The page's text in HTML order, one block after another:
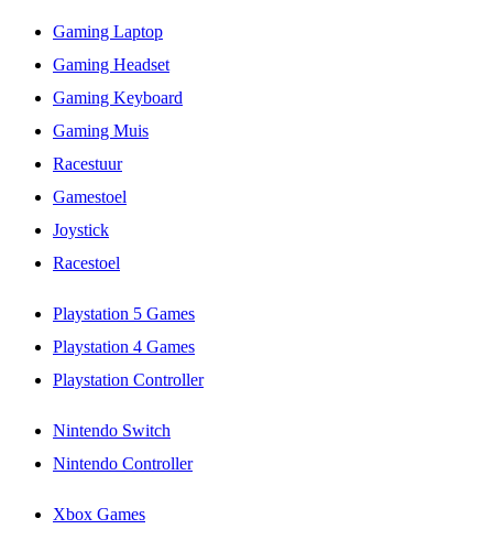
Gaming Laptop
Gaming Headset
Gaming Keyboard
Gaming Muis
Racestuur
Gamestoel
Joystick
Racestoel
Playstation 5 Games
Playstation 4 Games
Playstation Controller
Nintendo Switch
Nintendo Controller
Xbox Games